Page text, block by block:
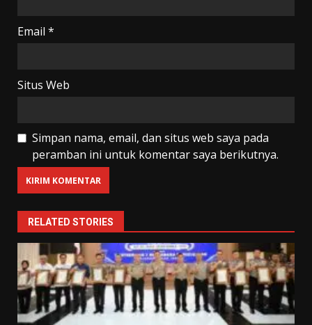
Email *
Situs Web
Simpan nama, email, dan situs web saya pada
peramban ini untuk komentar saya berikutnya.
RELATED STORIES